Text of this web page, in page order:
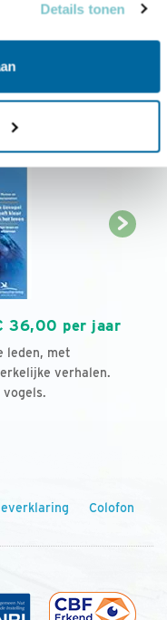
Details tonen
36,00 per jaar
leden, met
verhalen.
vogels.
Colofon